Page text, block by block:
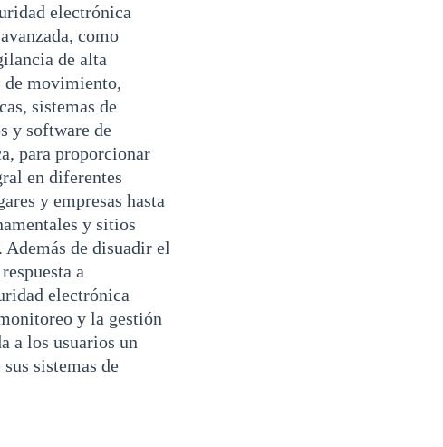
electrónica
como
de alta
de movimiento,
sistemas de
y software de
para proporcionar
en diferentes
y empresas hasta
y sitios
de disuadir el
a
electrónica
y la gestión
a los usuarios un
sistemas de